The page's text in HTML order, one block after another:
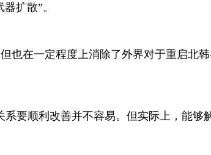
扩散”。
也在一定程度上消除了外界对于重启北
要顺利改善并不容易。但实际上，能够